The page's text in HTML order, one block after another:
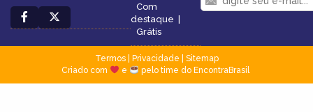
Com
destaque |
Grátis
Termos| Privacidade
Sitemap
Criado com
e pelo time do EncontraBrasil